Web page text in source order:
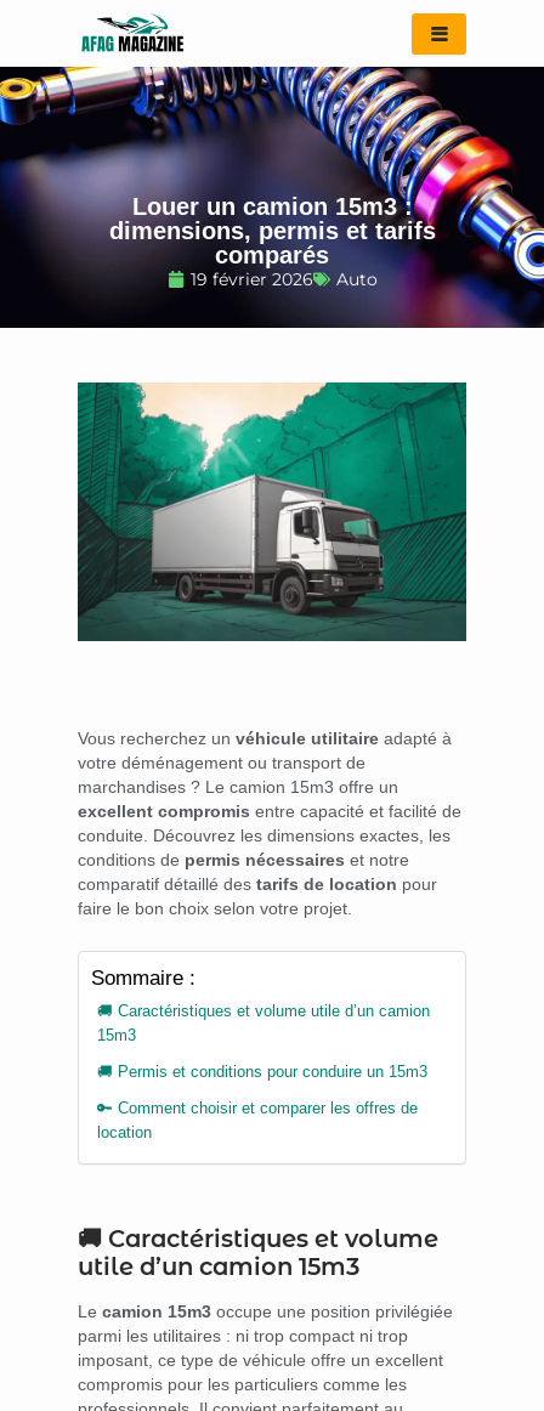
Louer un camion 15m3 :
dimensions, permis et tarifs
comparés
19 février 2026 Auto
Vous recherchez un véhicule utilitaire adapté à
votre déménagement ou transport de
marchandises ? Le camion 15m3 offre un
excellent compromis entre capacité et facilité de
conduite. Découvrez les dimensions exactes, les
conditions de permis nécessaires et notre
comparatif détaillé des tarifs de location pour
faire le bon choix selon votre projet.
Sommaire :
🚚 Caractéristiques et volume utile d’un camion
15m3
🚚 Permis et conditions pour conduire un 15m3
🔑 Comment choisir et comparer les offres de
location
🚚 Caractéristiques et volume
utile d’un camion 15m3
Le camion 15m3 occupe une position privilégiée
parmi les utilitaires : ni trop compact ni trop
imposant, ce type de véhicule offre un excellent
compromis pour les particuliers comme les